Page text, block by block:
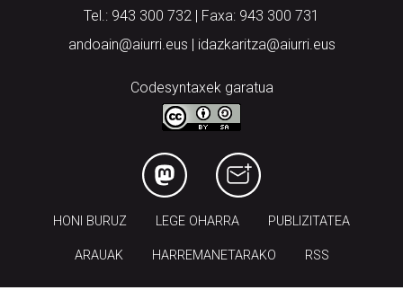
Tel.: 943 300 732 | Faxa: 943 300 731
andoain@aiurri.eus | idazkaritza@aiurri.eus
Codesyntaxek garatua
HONI BURUZ LEGE OHARRA PUBLIZITATEA
ARAUAK HARREMANETARAKO RSS